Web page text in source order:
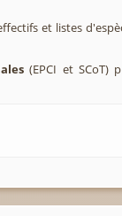
et listes
(EPCI et SCoT)